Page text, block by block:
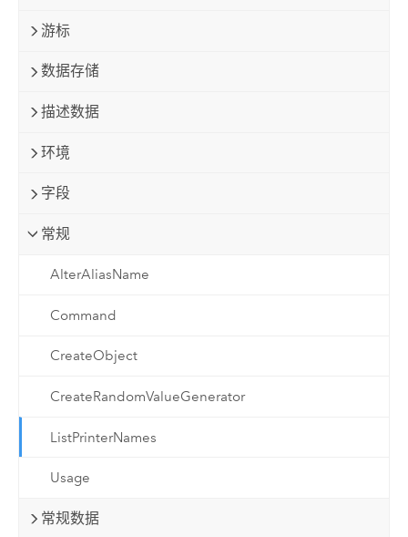
游标
数据存储
描述数据
环境
字段
常规
AlterAliasName
Command
CreateObject
CreateRandomValueGenerator
ListPrinterNames
Usage
常规数据